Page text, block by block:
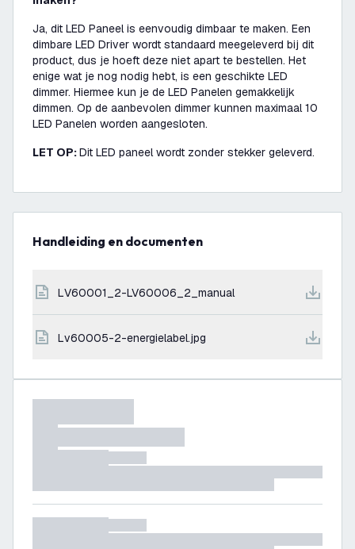
Ja, dit LED Paneel is eenvoudig dimbaar te maken. Een
dimbare LED Driver wordt standaard meegeleverd bij dit
product, dus je hoeft deze niet apart te bestellen. Het
enige wat je nog nodig hebt, is een geschikte LED
dimmer. Hiermee kun je de LED Panelen gemakkelijk
dimmen. Op de aanbevolen dimmer kunnen maximaal 10
LED Panelen worden aangesloten.
LET OP:Dit LED paneel wordt zonder stekker geleverd.
Handleiding en documenten
LV60001_2-LV60006_2_manual
lv60005-2-energielabel.jpg